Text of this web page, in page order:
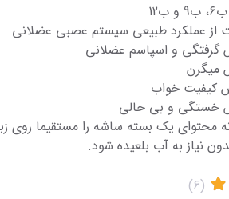
از عملکرد طبیعی سیستم عصبی عضلانی
و اسپاسم عضلانی
میگرن
کیفیت خواب
خستگی و بی حالی
محتوای یک بسته ساشه را مستقیما روی
نیاز به آب بلعیده شود.
(6)